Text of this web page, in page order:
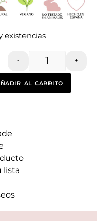
existencias
- +
AL CARRITO
lista